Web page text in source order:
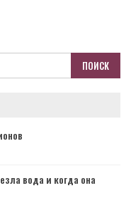
вода и когда она